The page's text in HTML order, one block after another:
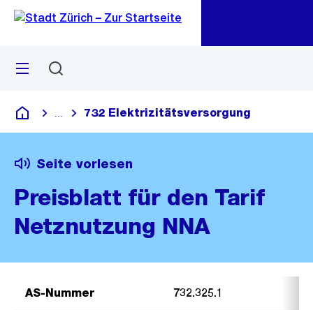
Navigation
Sprunglink
Menü
Deutsch
Blende alle Breadcrumbs ein
732 Elektrizitätsversorgung
Seite vorlesen
Preisblatt für den Tarif
Netznutzung NNA
AS-Nummer 732.325.1